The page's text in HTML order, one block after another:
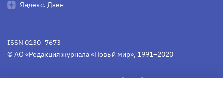
Яндекс. Дзен
ISSN 0130–7673
© АО «Редакция журнала «Новый мир», 1991–2020
Свидетельство Федеральной службы по надзору в сфере